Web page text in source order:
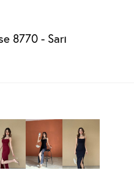
8770 - Sarı